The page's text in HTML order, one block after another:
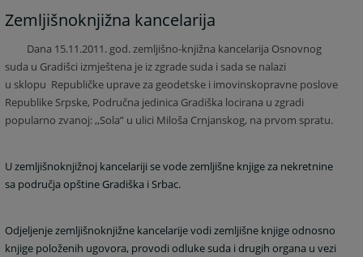
Zemljišnoknjižna kancelarija
Dana 15.11.2011. god. zemljišno-knjižna kancelarija Osnovnog
suda u Gradišci izmještena je iz zgrade suda i sada se nalazi
u sklopu Republičke uprave za geodetske i imovinskopravne poslove
Republike Srpske, Područna jedinica Gradiška locirana u zgradi
popularno zvanoj: ,,Sola” u ulici Miloša Crnjanskog, na prvom spratu.
U zemljišnoknjižnoj kancelariji se vode zemljišne knjige za nekretnine
sa područja opštine Gradiška i Srbac.
Odjeljenje zemljišnoknjižne kancelarije vodi zemljišne knjige odnosno
knjige položenih ugovora, provodi odluke suda i drugih organa u vezi